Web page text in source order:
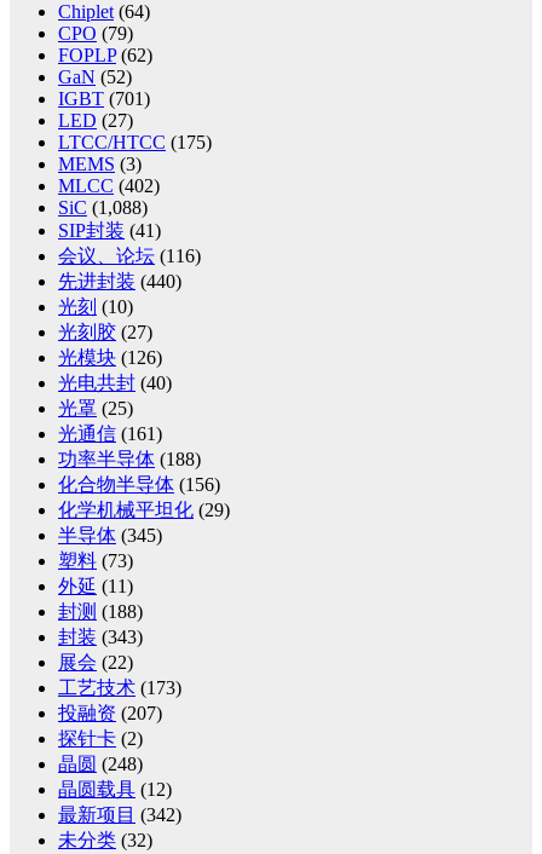
Chiplet (64)
CPO (79)
FOPLP(62)
GaN (52)
IGBT (701)
LED (27)
LTCC/HTCC (175)
MEMS (3)
MLCC (402)
SiC (1,088)
SIP封装 (41)
会议、论坛 (116)
先进封装 (440)
光刻 (10)
光刻胶 (27)
光模块 (126)
光电共封 (40)
光罩 (25)
光通信 (161)
功率半导体 (188)
化合物半导体 (156)
化学机械平坦化 (29)
半导体 (345)
塑料 (73)
外延 (11)
封测 (188)
封装 (343)
展会 (22)
工艺技术 (173)
投融资 (207)
探针卡 (2)
晶圆 (248)
晶圆载具 (12)
最新项目 (342)
未分类 (32)